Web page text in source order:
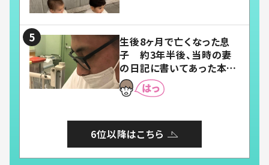
生後8ヶ月で亡くなった息
子 約3年半後、当時の妻
の日記に書いてあった本音
とは
6位以降はこちら